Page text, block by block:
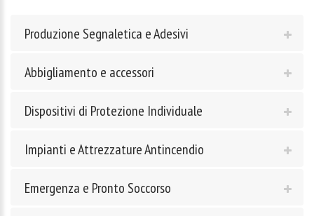
Produzione Segnaletica e Adesivi
Abbigliamento e accessori
Dispositivi di Protezione Individuale
Impianti e Attrezzature Antincendio
Emergenza e Pronto Soccorso